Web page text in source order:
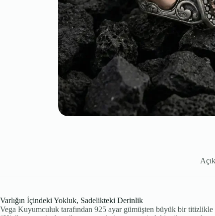
Varlığın İçindeki Yokluk, Sadelikteki Derinlik
Vega Kuyumculuk tarafından 925 ayar gümüşten büyük bir titizlikle